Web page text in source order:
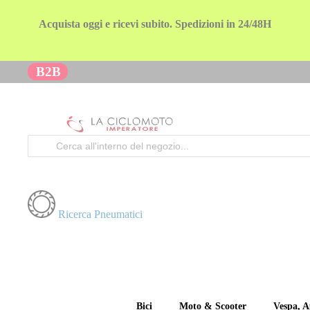
Acquista oggi e ricevi subito. Spedizioni in 24/48H
B2B
Ricerca Pneumatici
Bici Moto & Scooter Vespa,